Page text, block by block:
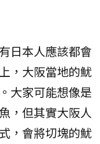
日本人應該都會
，大阪當地的魷
大家可能想像是
，但其實大阪人
，會將切塊的魷